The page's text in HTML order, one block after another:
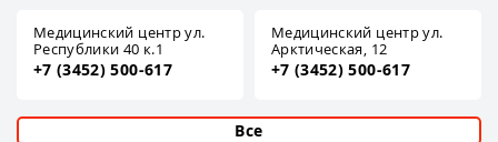
Медицинский центр ул.
Республики 40 к.1
+7 (3452) 500-617
Медицинский центр ул.
Арктическая, 12
+7 (3452) 500-617
Все